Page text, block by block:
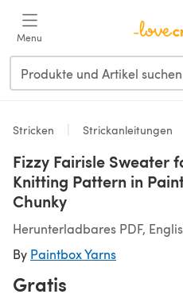
Menu
Stricken Strickanleitungen
Fizzy Fairisle Sweater
Knitting Pattern in
Chunky
Herunterladbares PDF,
By Paintbox Yarns
Gratis